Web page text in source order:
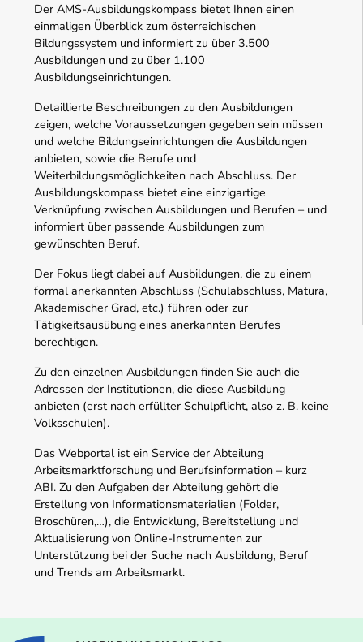
Der AMS-Ausbildungskompass bietet Ihnen einen
einmaligen Überblick zum österreichischen
Bildungssystem und informiert zu über 3.500
Ausbildungen und zu über 1.100
Ausbildungseinrichtungen.
Detaillierte Beschreibungen zu den Ausbildungen
zeigen, welche Voraussetzungen gegeben sein müssen
und welche Bildungseinrichtungen die Ausbildungen
anbieten, sowie die Berufe und
Weiterbildungsmöglichkeiten nach Abschluss. Der
Ausbildungskompass bietet eine einzigartige
Verknüpfung zwischen Ausbildungen und Berufen – und
informiert über passende Ausbildungen zum
gewünschten Beruf.
Der Fokus liegt dabei auf Ausbildungen, die zu einem
formal anerkannten Abschluss (Schulabschluss, Matura,
Akademischer Grad, etc.) führen oder zur
Tätigkeitsausübung eines anerkannten Berufes
berechtigen.
Zu den einzelnen Ausbildungen finden Sie auch die
Adressen der Institutionen, die diese Ausbildung
anbieten (erst nach erfüllter Schulpflicht, also z. B. keine
Volksschulen).
Das Webportal ist ein Service der Abteilung
Arbeitsmarktforschung und Berufsinformation – kurz
ABI. Zu den Aufgaben der Abteilung gehört die
Erstellung von Informationsmaterialien (Folder,
Broschüren,…), die Entwicklung, Bereitstellung und
Aktualisierung von Online-Instrumenten zur
Unterstützung bei der Suche nach Ausbildung, Beruf
und Trends am Arbeitsmarkt.